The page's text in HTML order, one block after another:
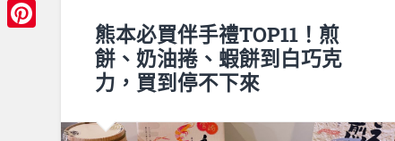
熊本必買伴手禮TOP11！煎
餅、奶油捲、蝦餅到白巧克
力，買到停不下來
Line